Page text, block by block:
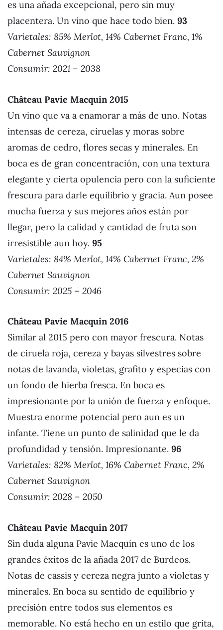
es una añada excepcional, pero sin muy
placentera. Un vino que hace todo bien. 93
Varietales: 85% Merlot, 14% Cabernet Franc, 1%
Cabernet Sauvignon
Consumir: 2021 – 2038
Château Pavie Macquin 2015
Un vino que va a enamorar a más de uno. Notas
intensas de cereza, ciruelas y moras sobre
aromas de cedro, flores secas y minerales. En
boca es de gran concentración, con una textura
elegante y cierta opulencia pero con la suficiente
frescura para darle equilibrio y gracia. Aun posee
mucha fuerza y sus mejores años están por
llegar, pero la calidad y cantidad de fruta son
irresistible aun hoy. 95
Varietales: 84% Merlot, 14% Cabernet Franc, 2%
Cabernet Sauvignon
Consumir: 2025 – 2046
Château Pavie Macquin 2016
Similar al 2015 pero con mayor frescura. Notas
de ciruela roja, cereza y bayas silvestres sobre
notas de lavanda, violetas, grafito y especias con
un fondo de hierba fresca. En boca es
impresionante por la unión de fuerza y enfoque.
Muestra enorme potencial pero aun es un
infante. Tiene un punto de salinidad que le da
profundidad y tensión. Impresionante. 96
Varietales: 82% Merlot, 16% Cabernet Franc, 2%
Cabernet Sauvignon
Consumir: 2028 – 2050
Château Pavie Macquin 2017
Sin duda alguna Pavie Macquin es uno de los
grandes éxitos de la añada 2017 de Burdeos.
Notas de cassis y cereza negra junto a violetas y
minerales. En boca su sentido de equilibrio y
precisión entre todos sus elementos es
memorable. No está hecho en un estilo que grita,